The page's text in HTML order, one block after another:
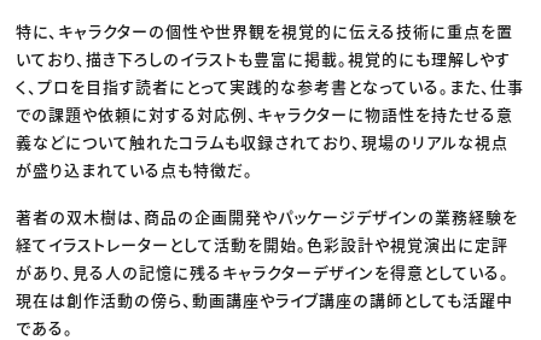
特に、キャラクターの個性や世界観を視覚的に伝える技術に重点を置
いており、描き下ろしのイラストも豊富に掲載。視覚的にも理解しやす
く、プロを目指す読者にとって実践的な参考書となっている。また、仕事
での課題や依頼に対する対応例、キャラクターに物語性を持たせる意
義などについて触れたコラムも収録されており、現場のリアルな視点
が盛り込まれている点も特徴だ。
著者の双木樹は、商品の企画開発やパッケージデザインの業務経験を
経てイラストレーターとして活動を開始。色彩設計や視覚演出に定評
があり、見る人の記憶に残るキャラクターデザインを得意としている。
現在は創作活動の傍ら、動画講座やライブ講座の講師としても活躍中
である。